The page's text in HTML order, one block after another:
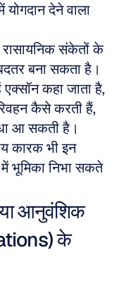
देने वाला
संकेतों के
बना सकता है।
एक्सॉन कहा जाता है,
कैसे करती हैं,
आ सकती है।
कारक भी इन
भूमिका निभा सकते
आनुवंशिक
के